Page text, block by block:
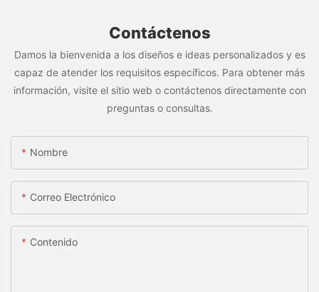
Contáctenos
Damos la bienvenida a los diseños e ideas personalizados y es
capaz de atender los requisitos específicos. Para obtener más
información, visite el sitio web o contáctenos directamente con
preguntas o consultas.
Nombre
Correo Electrónico
Contenido